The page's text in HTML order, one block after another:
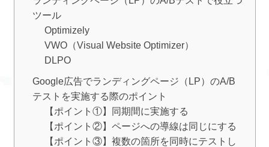
ツール
Optimizely
VWO（Visual Website Optimizer）
DLPO
Google広告でランディングページ（LP）のA/B
テストを実施する際のポイント
【ポイント①】同期間に実施する
【ポイント②】ページへの導線は同じにする
【ポイント③】複数の箇所を同時にテストし